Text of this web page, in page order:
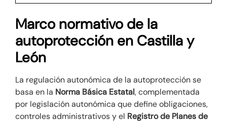
Marco normativo de la
autoprotección en Castilla y
León
La regulación autonómica de la autoprotección se
basa en la Norma Básica Estatal, complementada
por legislación autonómica que define obligaciones,
controles administrativos y el Registro de Planes de